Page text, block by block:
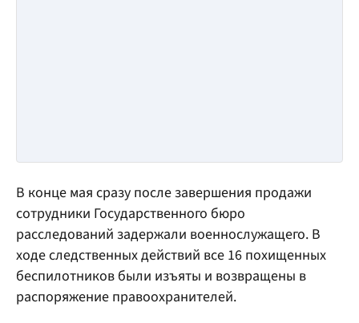
В конце мая сразу после завершения продажи
сотрудники Государственного бюро
расследований задержали военнослужащего. В
ходе следственных действий все 16 похищенных
беспилотников были изъяты и возвращены в
распоряжение правоохранителей.